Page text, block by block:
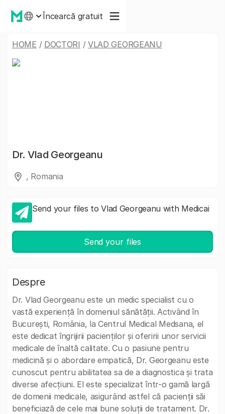
Încearcă gratuit
HOME / DOCTORI / VLAD GEORGEANU
Dr. Vlad Georgeanu
, Romania
Send your files to Vlad Georgeanu with Medicai
Send your files
Despre
Dr. Vlad Georgeanu este un medic specialist cu o
vastă experiență în domeniul sănătății. Activând în
București, România, la Centrul Medical Medsana, el
este dedicat îngrijirii pacienților și oferirii unor servicii
medicale de înaltă calitate. Cu o pasiune pentru
medicină și o abordare empatică, Dr. Georgeanu este
cunoscut pentru abilitatea sa de a diagnostica și trata
diverse afecțiuni. El este specializat într-o gamă largă
de domenii medicale, asigurând astfel că pacienții săi
beneficiază de cele mai bune soluții de tratament. Dr.